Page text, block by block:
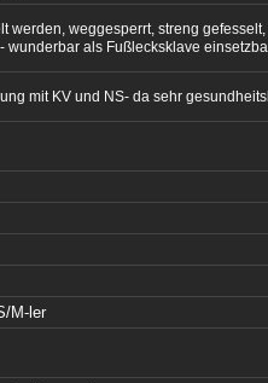
werden, weggesperrt, streng
wunderbar als Fußlecksklave
mit KV und NS- da sehr
M-ler